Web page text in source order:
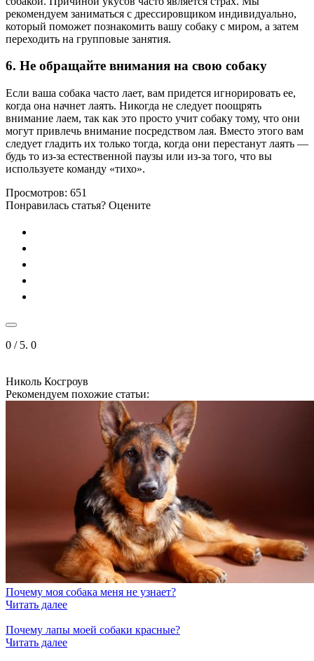
рекомендуем заниматься с дрессировщиком индивидуально,
который поможет познакомить вашу собаку с миром, а затем
переходить на групповые занятия.
6. Не обращайте внимания на свою собаку
Если ваша собака часто лает, вам придется игнорировать ее,
когда она начнет лаять. Никогда не следует поощрять
внимание лаем, так как это просто учит собаку тому, что они
могут привлечь внимание посредством лая. Вместо этого вам
следует гладить их только тогда, когда они перестанут лаять —
будь то из-за естественной паузы или из-за того, что вы
используете команду «тихо».
Просмотров: 651
Понравилась статья? Оцените
0 / 5. 0
Николь Косгроув
Рекомендуем похожие статьи:
Почему моя собака меня не узнает?
Читать далее
Почему лапы моей собаки красные?
Читать далее